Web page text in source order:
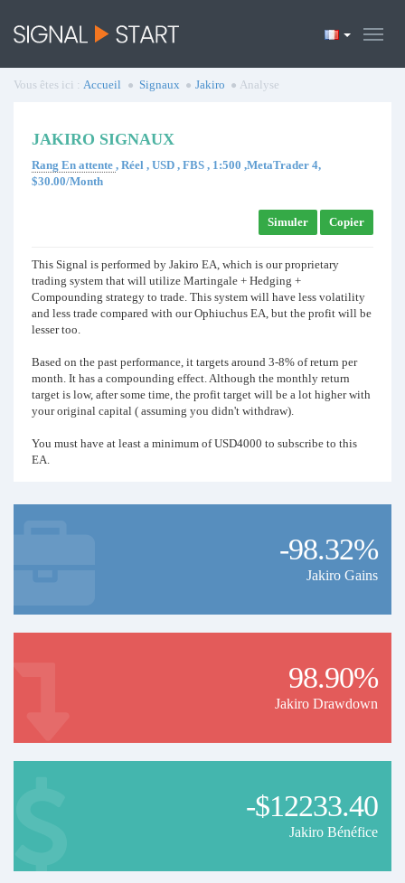
Vous êtes ici : Accueil Signaux Jakiro Analyse
JAKIRO SIGNAUX
Rang En attente , Réel , USD , FBS , 1:500 ,MetaTrader 4,
$30.00/Month
Simuler Copier
This Signal is performed by Jakiro EA, which is our proprietary
trading system that will utilize Martingale + Hedging +
Compounding strategy to trade. This system will have less volatility
and less trade compared with our Ophiuchus EA, but the profit will be
lesser too.
Based on the past performance, it targets around 3-8% of return per
month. It has a compounding effect. Although the monthly return
target is low, after some time, the profit target will be a lot higher with
your original capital ( assuming you didn't withdraw).
You must have at least a minimum of USD4000 to subscribe to this
EA.
margin call. Please ensure you understand the risk before you
-98.32%
Jakiro Gains
98.90%
Jakiro Drawdown
-$12233.40
Jakiro Bénéfice